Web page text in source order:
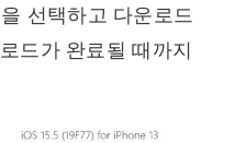
선택하고 다운로드
드가 완료될 때까지